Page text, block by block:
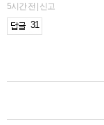
5시간 전 | 신고
31